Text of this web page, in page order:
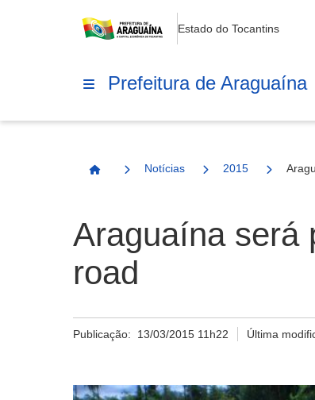
Estado do Tocantins
Prefeitura de Araguaína
Página Inicial
Notícias 2015
Araguaína será
road
Publicação: 13/03/2015 11h22 Última